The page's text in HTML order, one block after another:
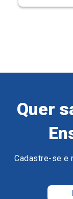
Quer
Cadastre-se e